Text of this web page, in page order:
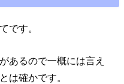
です。
あるので一概には言え
は確かです。